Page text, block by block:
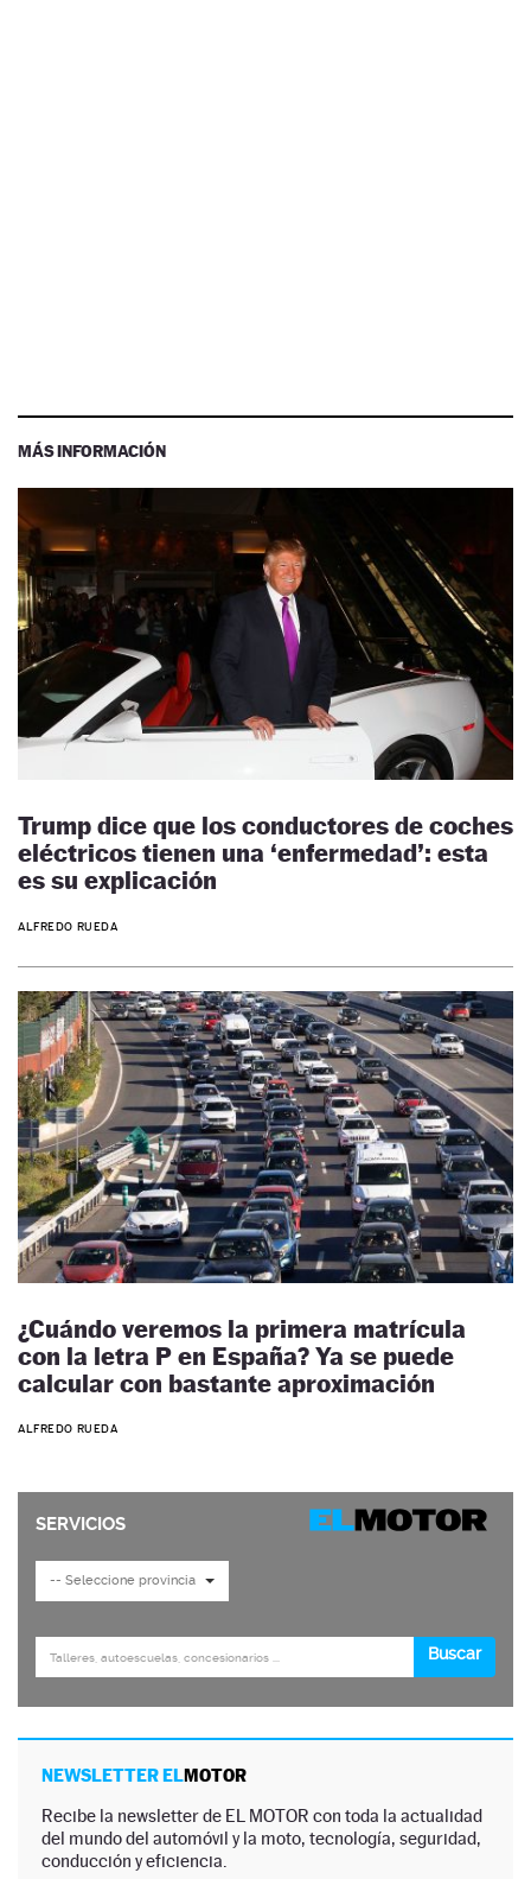
MÁS INFORMACIÓN
Trump dice que los conductores de coches
eléctricos tienen una ‘enfermedad’: esta
es su explicación
ALFREDO RUEDA
¿Cuándo veremos la primera matrícula
con la letra P en España? Ya se puede
calcular con bastante aproximación
ALFREDO RUEDA
NEWSLETTER ELMOTOR
Recibe la newsletter de EL MOTOR con toda la actualidad
del mundo del automóvil y la moto, tecnología, seguridad,
conducción y eficiencia.